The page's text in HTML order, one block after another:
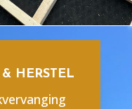
HERSTEL